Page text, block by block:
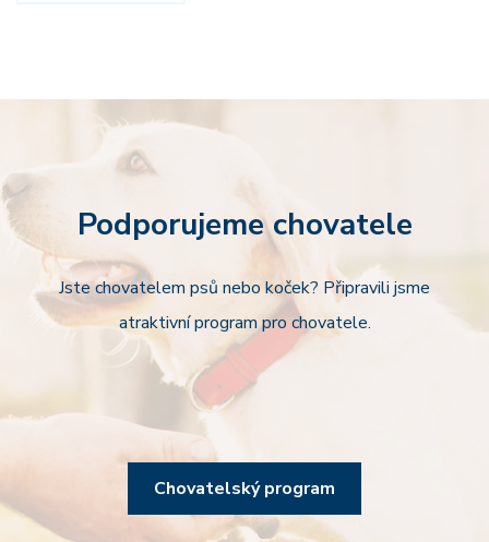
Podporujeme chovatele
Jste chovatelem psů nebo koček? Připravili jsme
atraktivní program pro chovatele.
Chovatelský program